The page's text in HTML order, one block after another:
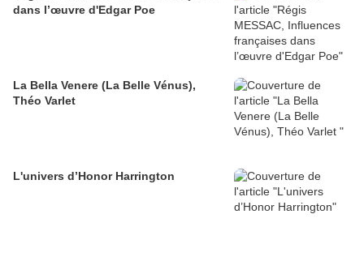
dans l’œuvre d'Edgar Poe
La Bella Venere (La Belle Vénus),
Théo Varlet
L'univers d’Honor Harrington